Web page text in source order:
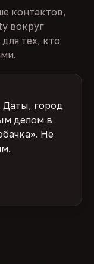
контактов,
вокруг
тех, кто
Даты, город
делом в
Не